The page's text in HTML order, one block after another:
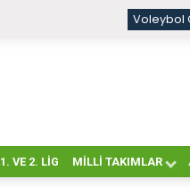
Voleybol
1. VE 2. LIG MILLI TAKIMLAR